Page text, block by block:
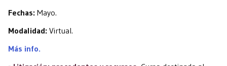
Fechas: Mayo.
Modalidad: Virtual.
Más info.